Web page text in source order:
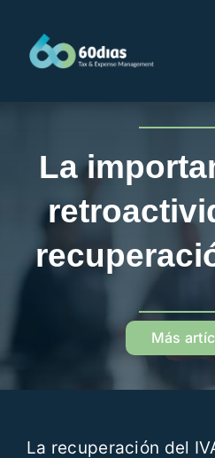
contenido
La
Más
La recuperación del